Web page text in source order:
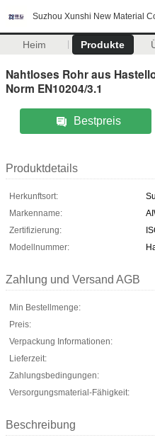
Suzhou Xunshi New Material
Heim Produkte
Nahtloses Rohr aus
Norm EN10204/3.1
Bestpreis
Produktdetails
Herkunftsort:
Markenname:
Zertifizierung:
Modellnummer:
Zahlung und Versand AGB
Min Bestellmenge:
Preis:
Verpackung Informationen:
Lieferzeit:
Zahlungsbedingungen:
Versorgungsmaterial-Fähigkeit:
Beschreibung